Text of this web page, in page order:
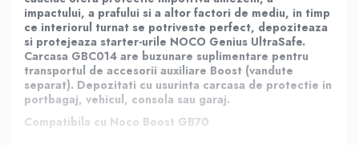
impactului, a prafului si a altor factori de mediu, in timp
ce interiorul turnat se potriveste perfect, depoziteaza
si protejeaza starter-urile NOCO Genius UltraSafe.
Carcasa GBC014 are buzunare suplimentare pentru
transportul de accesorii auxiliare Boost (vandute
separat). Depozitati cu usurinta carcasa de protectie in
portbagaj, vehicul, consola sau garaj.
Compatibila cu Noco Boost GB70